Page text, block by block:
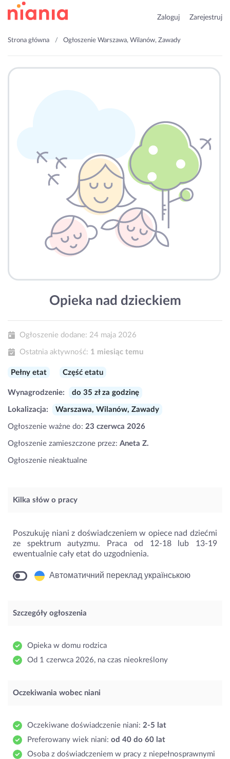
Zaloguj Zarejestruj
Strona główna Ogłoszenie Warszawa, Wilanów, Zawady
Opieka nad dzieckiem
Ogłoszenie dodane: 24 maja 2026
Ostatnia aktywność: 1 miesiąc temu
Pełny etat Część etatu
Wynagrodzenie: do 35 zł za godzinę
Lokalizacja: Warszawa, Wilanów, Zawady
Ogłoszenie ważne do: 23 czerwca 2026
Ogłoszenie zamieszczone przez: Aneta Z.
Ogłoszenie nieaktualne
Kilka słów o pracy
Poszukuję niani z doświadczeniem w opiece nad dziećmi
ze spektrum autyzmu. Praca od 12-18 lub 13-19
ewentualnie cały etat do uzgodnienia.
Автоматичний переклад українською
Szczegóły ogłoszenia
Opieka w domu rodzica
Od 1 czerwca 2026, na czas nieokreślony
Oczekiwania wobec niani
Oczekiwane doświadczenie niani: 2-5 lat
Preferowany wiek niani: od 40 do 60 lat
Osoba z doświadczeniem w pracy z niepełnosprawnymi